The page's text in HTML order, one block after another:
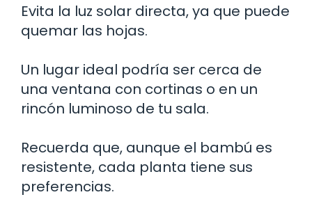
Evita la luz solar directa, ya que puede
quemar las hojas.
Un lugar ideal podría ser cerca de
una ventana con cortinas o en un
rincón luminoso de tu sala.
Recuerda que, aunque el bambú es
resistente, cada planta tiene sus
preferencias.